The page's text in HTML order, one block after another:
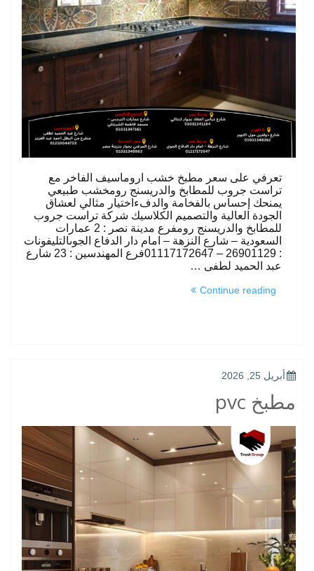
تعرفي على سعر مطبخ خشب اروماسيف الفاخر مع
تراست جروب للمطابخ والدريسنج رومخشب طبيعي
يمنحك إحساس بالفخامة والدفءاختيار مثالي لعشاق
الجودة العالية والتصميم الكلاسيك شركة تراست جروب
للمطابخ والدريسنج رومفرع مدينة نصر : 2 عمارات
السعودية – شارع النزهة – امام دار الدفاع الجوىالتليفونات
: 26901129 – 01117172647فرع المهندسين : 23 شارع
عبد الحميد لطفى …
Continue reading
“سعر
POSTED
ON
أبريل 25, 2026
مطبخ pvc